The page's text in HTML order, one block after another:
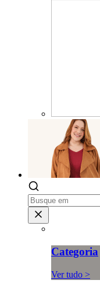
Categoria
Ver tudo >